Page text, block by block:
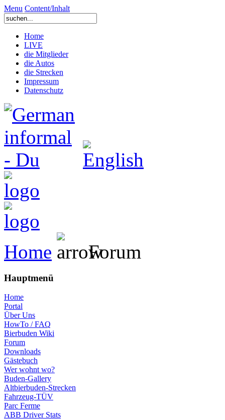
Menu Content/Inhalt
Home
LIVE
die Mitglieder
die Autos
die Strecken
Impressum
Datenschutz
Home Forum
Hauptmenü
Home
Portal
Über Uns
HowTo / FAQ
Bierbuden Wiki
Forum
Downloads
Gästebuch
Wer wohnt wo?
Buden-Gallery
Altbierbuden-Strecken
Fahrzeug-TÜV
Parc Ferme
ABB Driver Stats